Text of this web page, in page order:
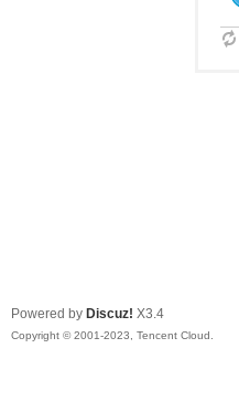
Powered by Discuz! X3.4
Copyright © 2001-2023, Tencent Cloud.